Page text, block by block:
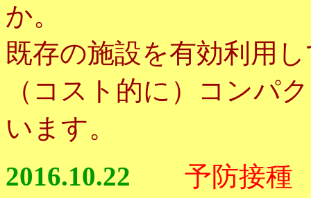
か。
既存の施設を有効利用
（コスト的に）コンパ
います。
2016.10.22
予防接種